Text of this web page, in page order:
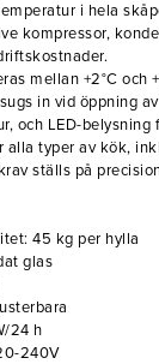
i hela
kompressor,
mellan +2°C och
in vid öppning
och LED-
alla typer av kök,
ställs på
45 kg per hylla
glas
24 h
240V